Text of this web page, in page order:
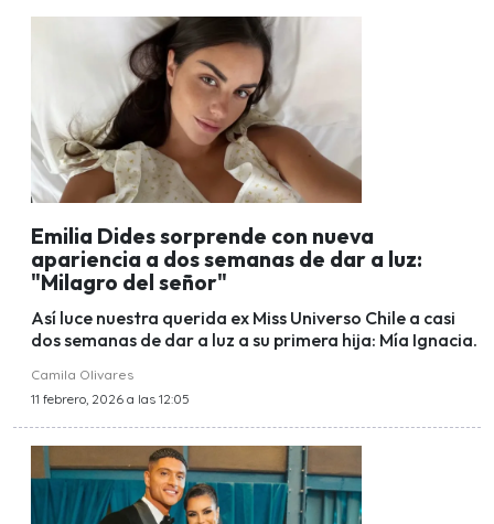
Emilia Dides sorprende con nueva
apariencia a dos semanas de dar a luz:
"Milagro del señor"
Así luce nuestra querida ex Miss Universo Chile a casi
dos semanas de dar a luz a su primera hija: Mía Ignacia.
Camila Olivares
11 febrero, 2026 a las 12:05